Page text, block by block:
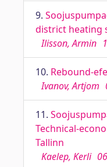
9.
district heating
Ilisson, Armin
10. Rebound-
Ivanov, Artjom
11.
Technical-
Tallinn
Kaelep, Kerli